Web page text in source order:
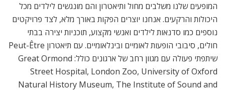
המופעים שלנו משלבים מחול ותיאטרון והם מונגשים לילדים מכל
היכולות והרקעים. אנחנו יוצרים הפקות באורך מלא, לצד פרויקטים
נוספים כמו סדנאות לילדים ואנשי מקצוע, תוכניות יצירה בבתי
חולים, סיבובי הופעות לאומיים ובינלאומיים. עם תיאטרון Peut-Être
שיתפתי פעולה עם מגוון רחב של ארגונים כולל: Great Ormond
Street Hospital, London Zoo, University of Oxford
Natural History Museum, The Institute of Sound and